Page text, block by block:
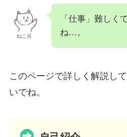
ねこ吉
「仕事」難しく
ね…。
このページで詳しく解説し
いでね。